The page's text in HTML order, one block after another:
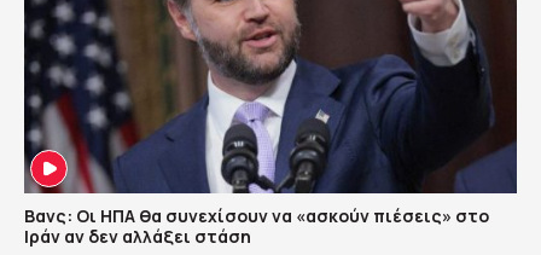
Βανς: Οι ΗΠΑ θα συνεχίσουν να «ασκούν πιέσεις» στο
Ιράν αν δεν αλλάξει στάση